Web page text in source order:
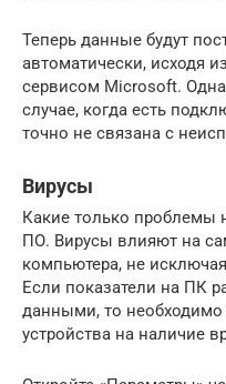
Теперь данные будут
автоматически, исходя
сервисом Microsoft.
случае, когда есть
точно не связана с
Вирусы
Какие только проблемы
ПО. Вирусы влияют на
компьютера, не
Если показатели на ПК
данными, то
устройства на наличие